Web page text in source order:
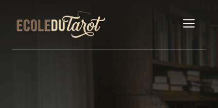
contenu